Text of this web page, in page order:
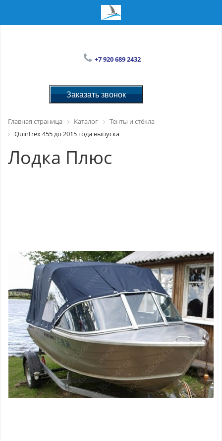
+7 920 689 2432
Заказать звонок
Главная страница Каталог
Тенты и стёкла
Quintrex 455 до 2015 года выпуска
Лодка Плюс